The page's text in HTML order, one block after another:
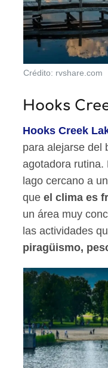
Crédito: rvshare.com
Hooks
Hooks Creek
para alejarse del
agotadora rutina.
lago cercano a
queel clima es
un área muy
las actividades
piragüismo,